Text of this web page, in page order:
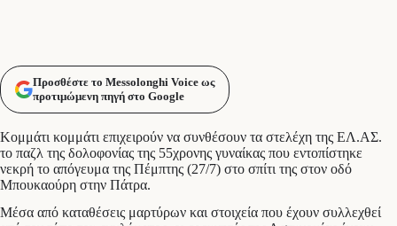
Προσθέστε το Messolonghi Voice ως
προτιμώμενη πηγή στο Google
Κομμάτι κομμάτι επιχειρούν να συνθέσουν τα στελέχη της ΕΛ.ΑΣ.
το παζλ της δολοφονίας της 55χρονης γυναίκας που εντοπίστηκε
νεκρή το απόγευμα της Πέμπτης (27/7) στο σπίτι της στον οδό
Μπουκαούρη στην Πάτρα.
Μέσα από καταθέσεις μαρτύρων και στοιχεία που έχουν συλλεχθεί